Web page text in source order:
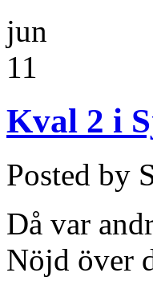
jun
11
Kval 2 i
Posted by
Då var
Nöjd över